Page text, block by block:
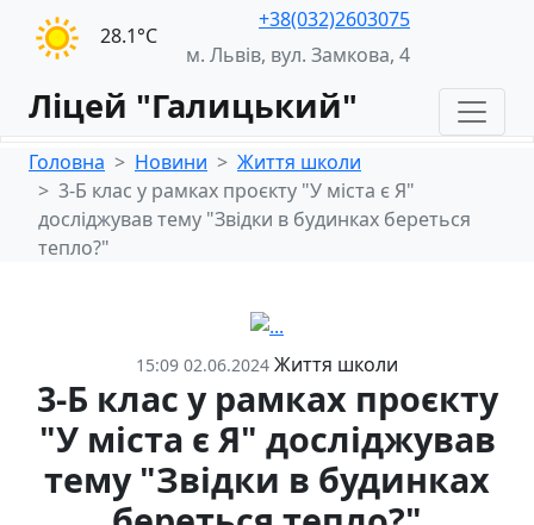
28.1°С
+38(032)2603075
м. Львів, вул. Замкова, 4
Ліцей "Галицький"
Головна Новини
Життя школи
3-Б клас у рамках проєкту "У міста є Я"
досліджував тему "Звідки в будинках береться
тепло?"
15:09 02.06.2024 Життя школи
3-Б клас у рамках проєкту
"У міста є Я" досліджував
тему "Звідки в будинках